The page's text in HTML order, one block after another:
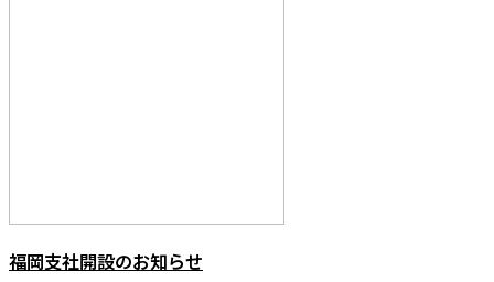
福岡支社開設のお知らせ